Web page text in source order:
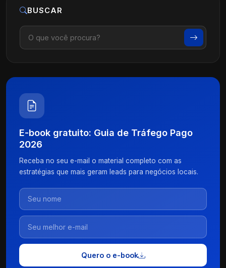
BUSCAR
E-book gratuito: Guia de Tráfego Pago
2026
Receba no seu e-mail o material completo com as
estratégias que mais geram leads para negócios locais.
Quero o e-book